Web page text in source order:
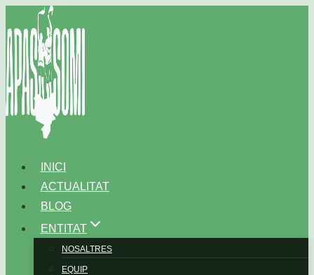
al
contingut
INICI
ACTUALITAT
BLOG
ENTITAT
NOSALTRES
EQUIP